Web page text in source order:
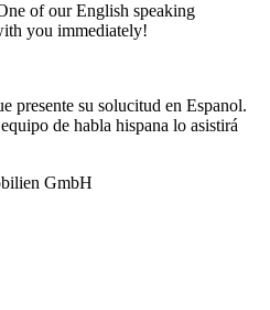
of our English speaking
you immediately!
presente su solucitud en Espanol.
de habla hispana lo asistirá
GmbH